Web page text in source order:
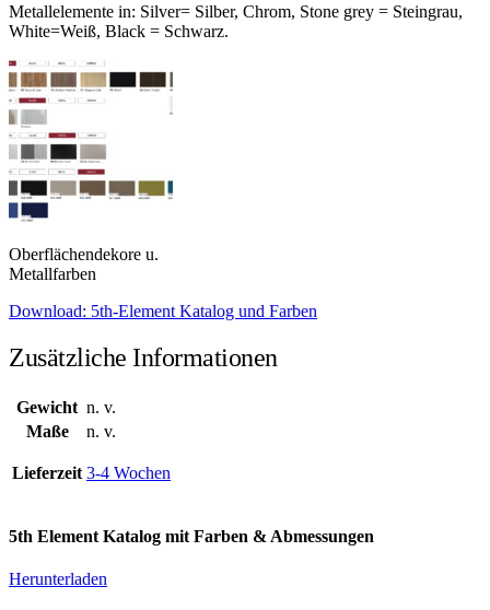
Metallelemente in: Silver= Silber, Chrom, Stone grey = Steingrau,
White=Weiß, Black = Schwarz.
Oberflächendekore u.
Metallfarben
Download: 5th-Element Katalog und Farben
Zusätzliche Informationen
Gewicht n. v.
Maße
n. v.
Lieferzeit 3-4 Wochen
5th Element Katalog mit Farben & Abmessungen
Herunterladen